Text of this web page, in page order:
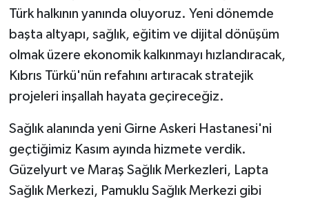
Türk halkının yanında oluyoruz. Yeni dönemde
başta altyapı, sağlık, eğitim ve dijital dönüşüm
olmak üzere ekonomik kalkınmayı hızlandıracak,
Kıbrıs Türkü'nün refahını artıracak stratejik
projeleri inşallah hayata geçireceğiz.
Sağlık alanında yeni Girne Askeri Hastanesi'ni
geçtiğimiz Kasım ayında hizmete verdik.
Güzelyurt ve Maraş Sağlık Merkezleri, Lapta
Sağlık Merkezi, Pamuklu Sağlık Merkezi gibi